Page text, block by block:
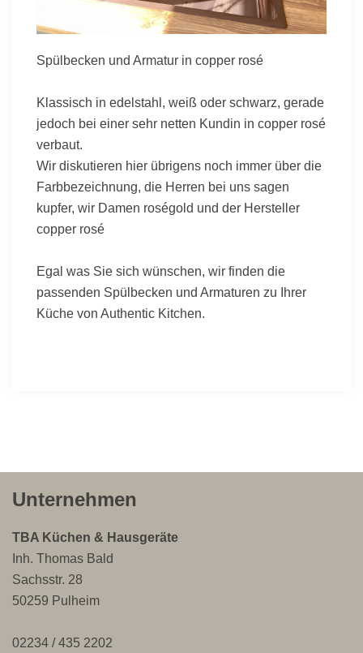
Spülbecken und Armatur in copper rosé
Klassisch in edelstahl, weiß oder schwarz, gerade
jedoch bei einer sehr netten Kundin in copper rosé
verbaut.
Wir diskutieren hier übrigens noch immer über die
Farbbezeichnung, die Herren bei uns sagen
kupfer, wir Damen roségold und der Hersteller
copper rosé
Egal was Sie sich wünschen, wir finden die
passenden Spülbecken und Armaturen zu Ihrer
Küche von Authentic Kitchen.
Unternehmen
TBA Küchen & Hausgeräte
Inh. Thomas Bald
Sachsstr. 28
50259 Pulheim
02234 / 435 2202